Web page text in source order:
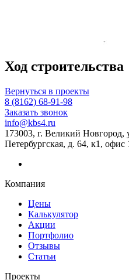
Ход строительства
Вернуться в проекты
8 (8162) 68-91-98
Заказать звонок
info@kbs4.ru
173003, г. Великий Новгород,
Петербургская, д. 64, к1, офис
Компания
Цены
Калькулятор
Акции
Портфолио
Отзывы
Статьи
Проекты